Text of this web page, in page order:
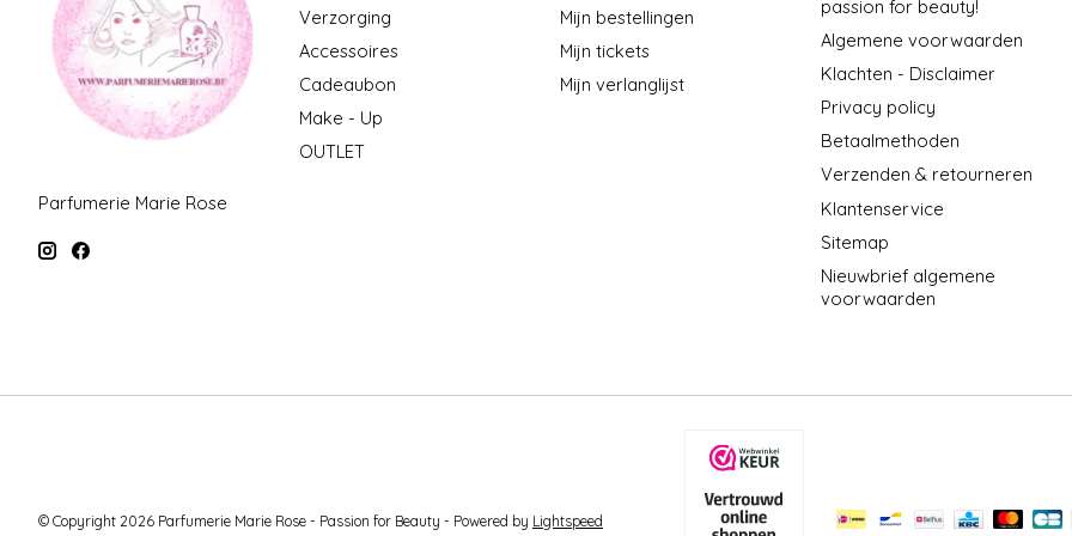
Parfumerie Marie Rose
Verzorging
Accessoires
Cadeaubon
Make - Up
OUTLET
Mijn bestellingen
Mijn tickets
Mijn verlanglijst
passion for beauty!
Algemene voorwaarden
Klachten - Disclaimer
Privacy policy
Betaalmethoden
Verzenden & retourneren
Klantenservice
Sitemap
Nieuwbrief algemene
voorwaarden
© Copyright 2026 Parfumerie Marie Rose - Passion for Beauty - Powered by Lightspeed